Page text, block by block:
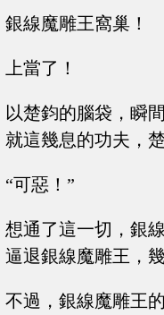
銀線魔雕王窩巢！
上當了！
以楚鈞的腦袋，瞬
就這幾息的功夫，
“可惡！”
想通了這一切，銀
逼退銀線魔雕王，幾
不過，銀線魔雕王